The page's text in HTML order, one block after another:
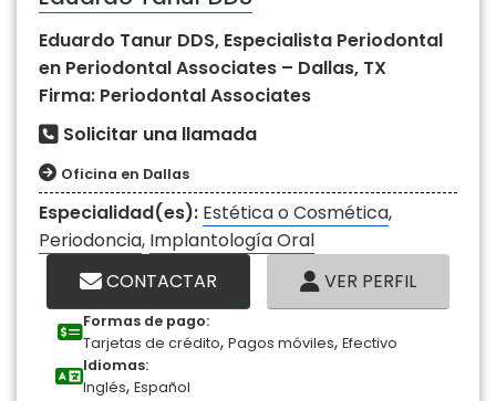
Eduardo Tanur DDS, Especialista Periodontal
en Periodontal Associates – Dallas, TX
Firma: Periodontal Associates
Solicitar una llamada
Oficina en Dallas
Especialidad(es): Estética o Cosmética,
Periodoncia, Implantología Oral
CONTACTAR
VER PERFIL
Formas de pago:
Tarjetas de crédito, Pagos móviles, Efectivo
Idiomas:
Inglés, Español